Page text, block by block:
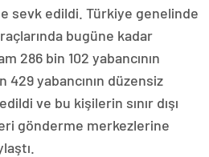
sevk edildi. Türkiye genelinde
bugüne kadar
286 bin 102 yabancının
429 yabancının düzensiz
ve bu kişilerin sınır dışı
gönderme merkezlerine